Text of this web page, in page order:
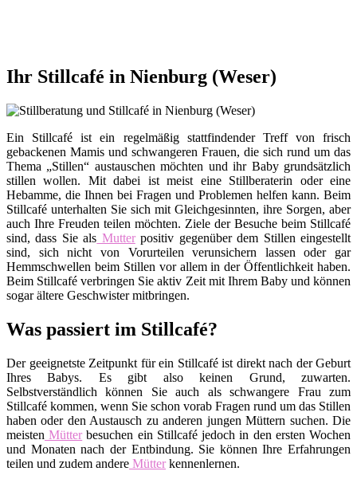
Ihr Stillcafé in Nienburg (Weser)
Ein Stillcafé ist ein regelmäßig stattfindender Treff von frisch
gebackenen Mamis und schwangeren Frauen, die sich rund um das
Thema „Stillen“ austauschen möchten und ihr Baby grundsätzlich
stillen wollen. Mit dabei ist meist eine Stillberaterin oder eine
Hebamme, die Ihnen bei Fragen und Problemen helfen kann. Beim
Stillcafé unterhalten Sie sich mit Gleichgesinnten, ihre Sorgen, aber
auch Ihre Freuden teilen möchten. Ziele der Besuche beim Stillcafé
sind, dass Sie als Mutterpositiv gegenüber dem Stillen eingestellt
sind, sich nicht von Vorurteilen verunsichern lassen oder gar
Hemmschwellen beim Stillen vor allem in der Öffentlichkeit haben.
Beim Stillcafé verbringen Sie aktiv Zeit mit Ihrem Baby und können
sogar ältere Geschwister mitbringen.
Was passiert im Stillcafé?
Der geeignetste Zeitpunkt für ein Stillcafé ist direkt nach der Geburt
Ihres Babys. Es gibt also keinen Grund, zuwarten.
Selbstverständlich können Sie auch als schwangere Frau zum
Stillcafé kommen, wenn Sie schon vorab Fragen rund um das Stillen
haben oder den Austausch zu anderen jungen Müttern suchen. Die
meisten Mütterbesuchen ein Stillcafé jedoch in den ersten Wochen
und Monaten nach der Entbindung. Sie können Ihre Erfahrungen
teilen und zudem andere Mütterkennenlernen.